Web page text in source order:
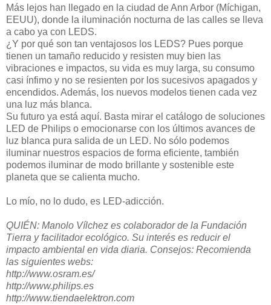
Más lejos han llegado en la ciudad de Ann Arbor (Míchigan,
EEUU), donde la iluminación nocturna de las calles se lleva
a cabo ya con LEDS.
¿Y por qué son tan ventajosos los LEDS? Pues porque
tienen un tamaño reducido y resisten muy bien las
vibraciones e impactos, su vida es muy larga, su consumo
casi ínfimo y no se resienten por los sucesivos apagados y
encendidos. Además, los nuevos modelos tienen cada vez
una luz más blanca.
Su futuro ya está aquí. Basta mirar el catálogo de soluciones
LED de Philips o emocionarse con los últimos avances de
luz blanca pura salida de un LED. No sólo podemos
iluminar nuestros espacios de forma eficiente, también
podemos iluminar de modo brillante y sostenible este
planeta que se calienta mucho.
Lo mío, no lo dudo, es LED-adicción.
QUIÉN: Manolo Vílchez es colaborador de la Fundación
Tierra y facilitador ecológico. Su interés es reducir el
impacto ambiental en vida diaria. Consejos: Recomienda
las siguientes webs:
http://www.osram.es/
http://www.philips.es
http://www.tiendaelektron.com